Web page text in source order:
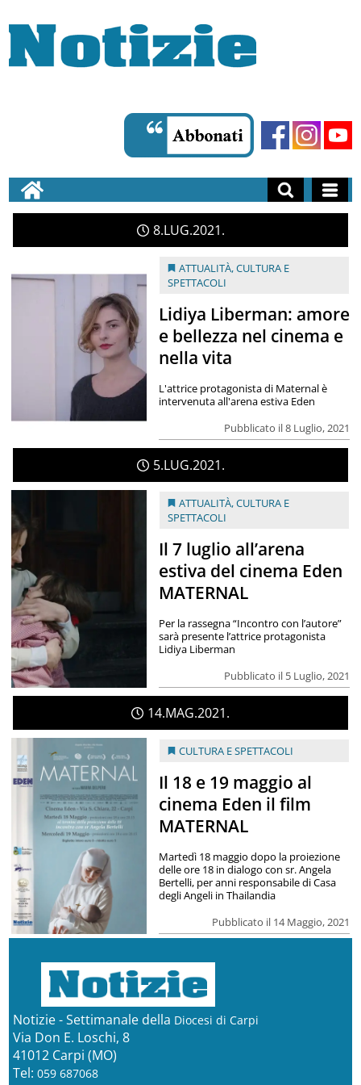
8 LUG 2021
ATTUALITÀ,CULTURA E
SPETTACOLI
Lidiya Liberman: amore
e bellezza nel cinema e
nella vita
Pubblicato il 8 Luglio, 2021
L'attrice protagonista di Maternal è
intervenuta all'arena estiva Eden
5 LUG 2021
ATTUALITÀ,CULTURA E
SPETTACOLI
Il 7 luglio all’arena
estiva del cinema Eden
MATERNAL
Pubblicato il 5 Luglio, 2021
Per la rassegna “Incontro con l’autore”
sarà presente l’attrice protagonista
Lidiya Liberman
14 MAG 2021
CULTURA E SPETTACOLI
Il 18 e 19 maggio al
cinema Eden il film
MATERNAL
Pubblicato il 14 Maggio, 2021
Martedì 18 maggio dopo la proiezione
delle ore 18 in dialogo con sr. Angela
Bertelli, per anni responsabile di Casa
degli Angeli in Thailandia
Notizie - Settimanale della Diocesi di Carpi
Via Don E. Loschi, 8
41012 Carpi (MO)
Tel: 059 687068